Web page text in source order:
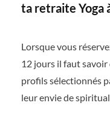
ta retraite Yoga
Lorsque vous
12 jours il faut savoir
profils sélectionnés
leur envie de